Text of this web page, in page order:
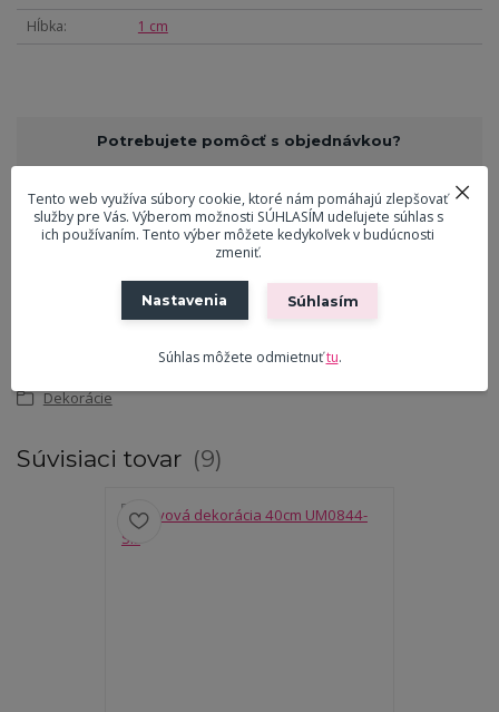
Hĺbka
1 cm
Potrebujete pomôcť s objednávkou?
0908 916 547
(Po-Pia, 9-18 hod.)
ekreslo@ekreslo.sk
Tovar zaradený v kategóriách
Dekorácie
Súvisiaci tovar 9
Tento web využíva súbory cookie, ktoré nám pomáhajú zlepšovať
služby pre Vás. Výberom možnosti SÚHLASÍM udeľujete súhlas s
ich používaním. Tento výber môžete kedykoľvek v budúcnosti
zmeniť.
Nastavenia Súhlasím
Súhlas môžete odmietnuťtu.